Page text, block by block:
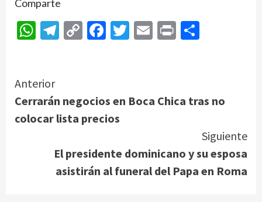
Comparte
WhatsApp
Telegram
CopyFacebook
Twitter
Email
Print
Continue
Reading
Anterior
Cerrarán negocios en Boca Chica tras no
colocar lista precios
Siguiente
El presidente dominicano y su esposa
asistirán al funeral del Papa en Roma